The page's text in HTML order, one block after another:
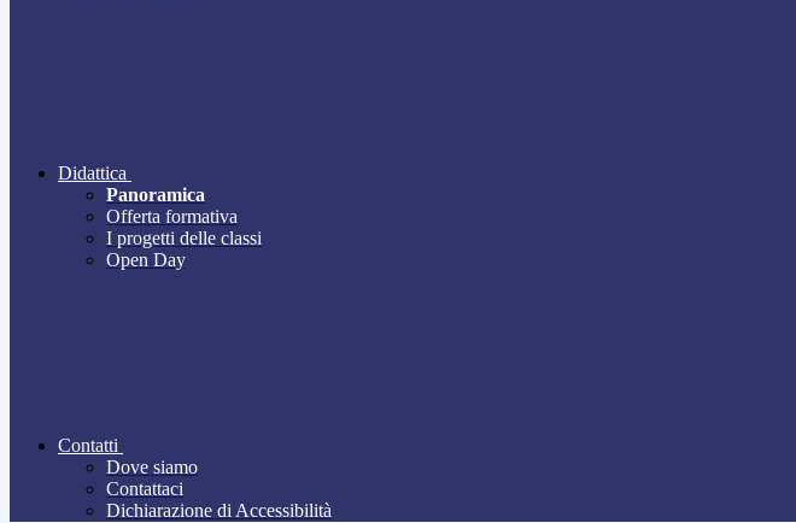
Didattica
Panoramica
Offerta formativa
I progetti delle classi
Open Day
Contatti
Dove siamo
Contattaci
Dichiarazione di Accessibilità